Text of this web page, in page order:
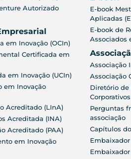
Autorizado
em Inovação (OCIn)
Certificada em
em Inovação (UCIn)
em Inovação
Acreditado (LInA)
Acreditada (INA)
Acreditado (PAA)
em Inovação
E-book
Aplicadas
E-book de
Associados
Associação
Associação
Diretório de
Corporativos
Perguntas
associação
Capítulos